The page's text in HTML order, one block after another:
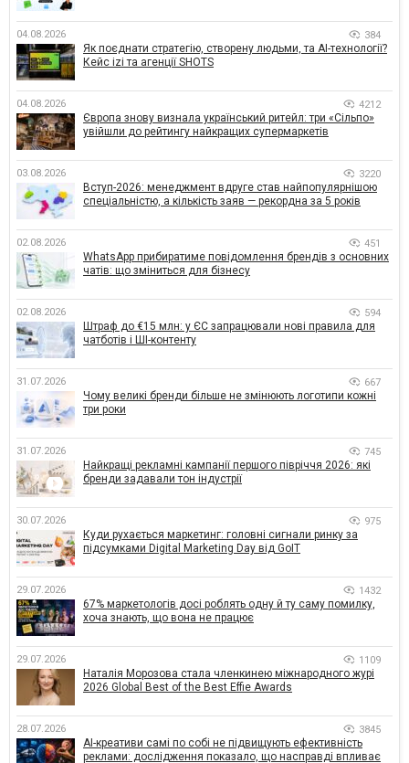
04.08.2026 384
Як поєднати стратегію, створену людьми, та AI-технології?
Кейс izi та агенції SHOTS
04.08.2026 4212
Європа знову визнала український ритейл: три «Сільпо»
увійшли до рейтингу найкращих супермаркетів
03.08.2026 3220
Вступ-2026: менеджмент вдруге став найпопулярнішою
спеціальністю, а кількість заяв — рекордна за 5 років
02.08.2026 451
WhatsApp прибиратиме повідомлення брендів з основних
чатів: що зміниться для бізнесу
02.08.2026 594
Штраф до €15 млн: у ЄС запрацювали нові правила для
чатботів і ШІ-контенту
31.07.2026 667
Чому великі бренди більше не змінюють логотипи кожні
три роки
31.07.2026 745
Найкращі рекламні кампанії першого півріччя 2026: які
бренди задавали тон індустрії
30.07.2026 975
Куди рухається маркетинг: головні сигнали ринку за
підсумками Digital Marketing Day від GoIT
29.07.2026 1432
67% маркетологів досі роблять одну й ту саму помилку,
хоча знають, що вона не працює
29.07.2026 1109
Наталія Морозова стала членкинею міжнародного журі
2026 Global Best of the Best Effie Awards
28.07.2026 3845
AI-креативи самі по собі не підвищують ефективність
реклами: дослідження показало, що насправді впливає